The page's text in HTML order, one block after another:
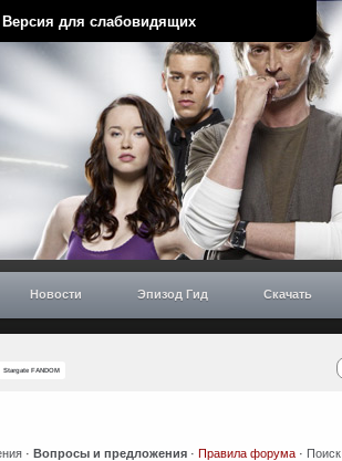
Версия для слабовидящих
Новости Эпизод Гид Скачать
Stargate FANDOM
· Вопросы и предложения · Правила форума · Поиск